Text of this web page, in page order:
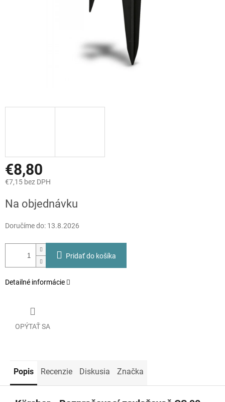
€8,80
€7,15 bez DPH
cena:
Na objednávku
Doručíme do: 13.8.2026
Pridať do košíka
Detailné informácie
OPÝTAŤ SA
Popis Recenzie Diskusia Značka